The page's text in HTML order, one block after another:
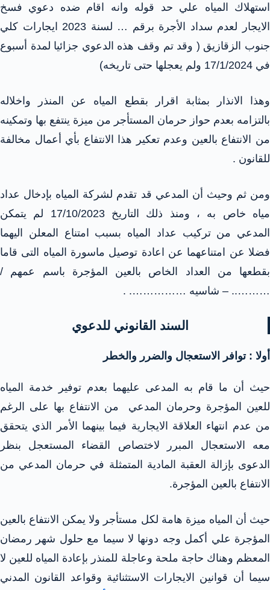
استهلاك المياه علي حد قوله وانه اقام ضده دعوي فسخ
الايجار لعدم سداد الأجرة برقم … لسنة 2023 ايجارات كلي
جنوب الزقازيق ( وقد تم وقف هذه الدعوي جزائيا لمدة أسبوع
في 17/1/2024 ولم يعجلها حتى تاريخه)
وهذا الانذار بمثابة اقرار بقطع المياه عن المنذر واخلاله
بالتزامه بعدم حواز حرمان المستأجر من ميزة ينتفع بها وتمكينه
من الانتفاع بالعين وعدم تعكير هذا الانتفاع بأي أعمال مخالفة
للقانون .
ومن ثم وحيث أن المدعي قد تقدم لشركة المياه بإدخال عداد
مياه خاص به ، ومنذ ذلك التاريخ 17/10/2023 لم يتمكن
المدعي من تركيب عداد المياه بسبب امتناع المعلن اليهما
فضلا عن امتناعهما عن اعادة توصيل ماسورة المياه التى قاما
بقطعها من العداد الخاص بالعين المؤجرة باسم عمهم /
……….. – شاسيه ……………. .
السند القانوني للدعوي
أولا : توافر الاستعجال والضرر والخطر
حيث أن ما قام به المدعى عليهما بعدم توفير خدمة المياه
للعين المؤجرة وحرمان المدعي من الانتفاع بها على الرغم
من عدم انتهاء العلاقة الايجارية فيما بينهما الأمر الذي يتحقق
معه الاستعجال المبرر لاختصاص القضاء المستعجل بنظر
الدعوى بإزالة العقبة المادية المتمثلة في حرمان المدعي من
الانتفاع بالعين المؤجرة.
حيث أن المياه ميزة هامة لكل مستأجر ولا يمكن الانتفاع بالعين
المؤجرة علي أكمل وجه دونها لا سيما مع حلول شهر رمضان
المعظم وهناك حاجة ملحة وعاجلة للمنذر بإعادة المياه للعين لا
سيما أن قوانين الايجارات الاستثنائية وقواعد القانون المدني